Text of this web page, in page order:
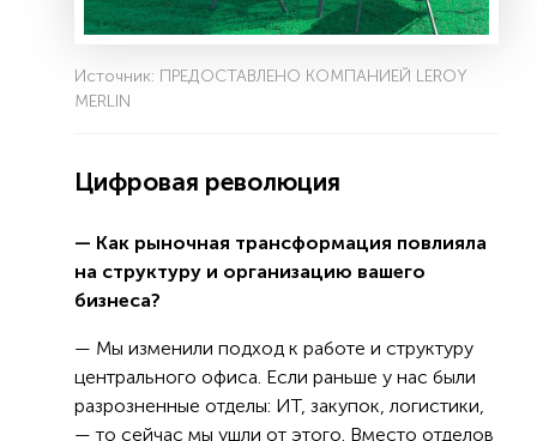
Источник: ПРЕДОСТАВЛЕНО КОМПАНИЕЙ LEROY
MERLIN
Цифровая революция
— Как рыночная трансформация повлияла
на структуру и организацию вашего
бизнеса?
— Мы изменили подход к работе и структуру
центрального офиса. Если раньше у нас были
разрозненные отделы: ИТ, закупок, логистики,
— то сейчас мы ушли от этого. Вместо отделов